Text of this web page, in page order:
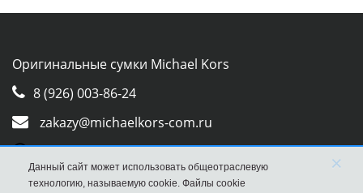
Оригинальные сумки Michael Kors
8 (926) 003-86-24
zakazy@michaelkors-com.ru
Whatsapp
Viber
Данный сайт может использовать общеотраслевую
технологию, называемую cookie. Файлы cookie
×